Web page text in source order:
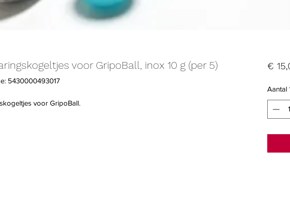
voor GripoBall, inox 10 g (per 5)
5430000493017
voor GripoBall.
€
Aantal